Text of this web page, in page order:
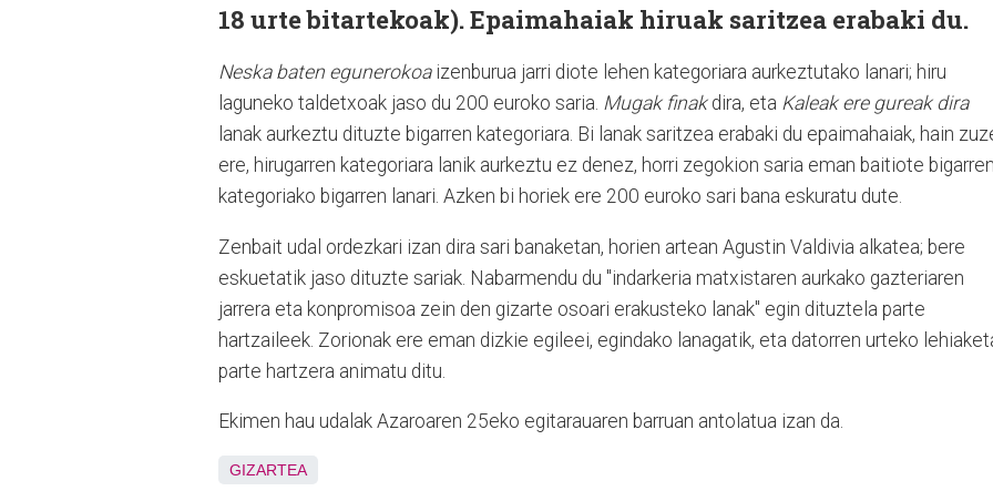
18 urte bitartekoak). Epaimahaiak hiruak saritzea erabaki du.
Neska baten egunerokoa izenburua jarri diote lehen kategoriara aurkeztutako lanari; hiru
laguneko taldetxoak jaso du 200 euroko saria. Mugak finakdira, eta Kaleak ere gureak dira
lanak aurkeztu dituzte bigarren kategoriara. Bi lanak saritzea erabaki du epaimahaiak, hain
ere, hirugarren kategoriara lanik aurkeztu ez denez, horri zegokion saria eman baitiote
kategoriako bigarren lanari. Azken bi horiek ere 200 euroko sari bana eskuratu dute.
Zenbait udal ordezkari izan dira sari banaketan, horien artean Agustin Valdivia alkatea; bere
eskuetatik jaso dituzte sariak. Nabarmendu du "indarkeria matxistaren aurkako gazteriaren
jarrera eta konpromisoa zein den gizarte osoari erakusteko lanak" egin dituztela parte
hartzaileek. Zorionak ere eman dizkie egileei, egindako lanagatik, eta datorren urteko
parte hartzera animatu ditu.
Ekimen hau udalak Azaroaren 25eko egitarauaren barruan antolatua izan da.
GIZARTEA